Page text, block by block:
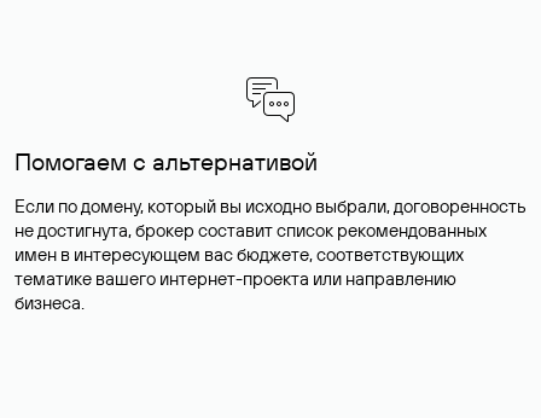
Помогаем с альтернативой
Если по домену, который вы исходно выбрали, договоренность
не достигнута, брокер составит список рекомендованных
имен в интересующем вас бюджете, соответствующих
тематике вашего интернет-проекта или направлению
бизнеса.